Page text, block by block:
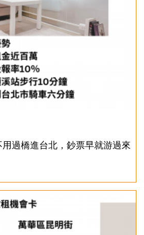
過橋進台北，鈔票早就游過來